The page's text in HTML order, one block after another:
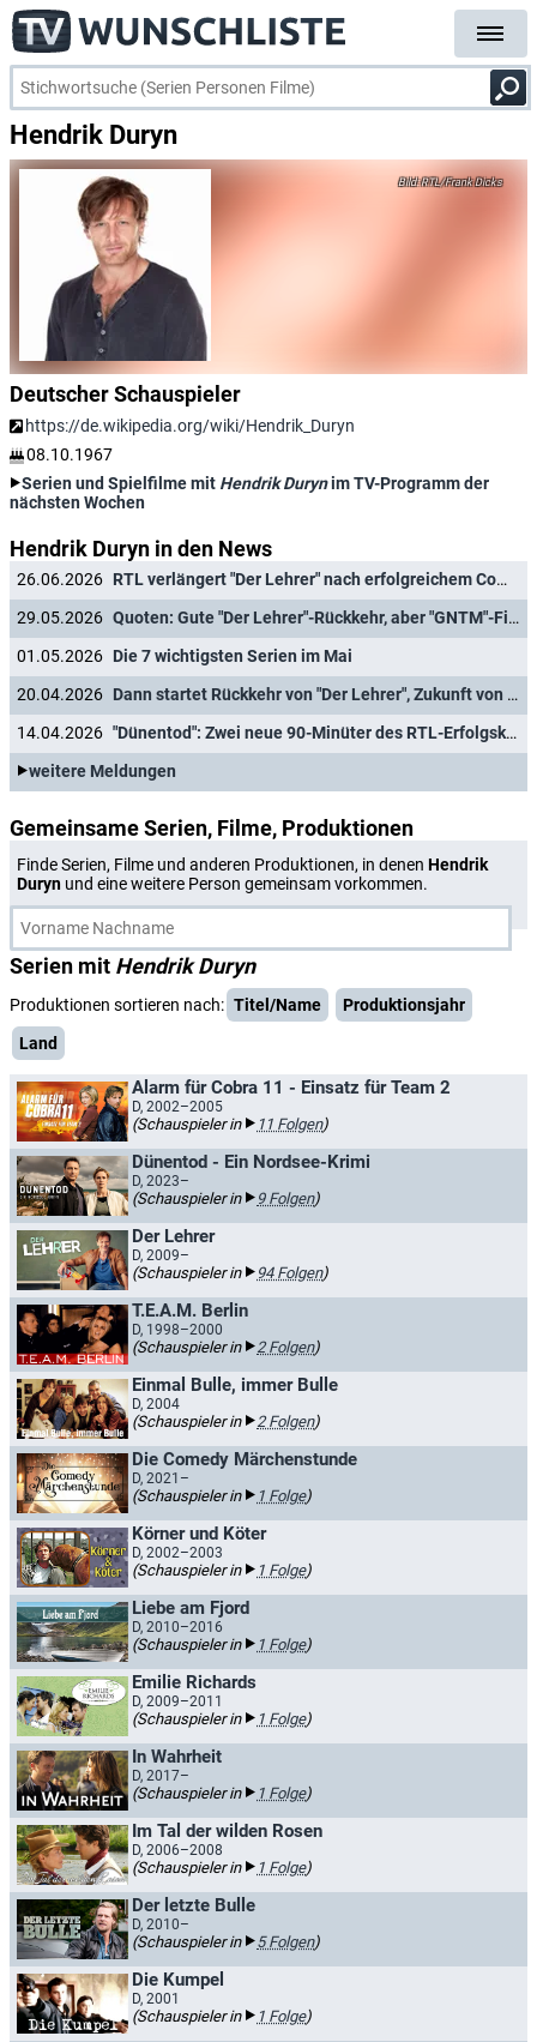
Hendrik Duryn
RTL/Frank Dicks
Deutscher Schauspieler
https://de.wikipedia.org/wiki/Hendrik_Duryn
08.10.1967
Serien und Spielfilme mit Hendrik Durynim TV-Programm der
nächsten Wochen
Hendrik Duryn in den News
26.06.2026
RTL verlängert "Der Lehrer" nach erfolgreichem Comeback
29.05.2026
Quoten: Gute "Der Lehrer"-Rückkehr, aber "GNTM"-Finale überragt in der Zielgruppe
01.05.2026 Die 7 wichtigsten Serien im Mai
20.04.2026
Dann startet Rückkehr von "Der Lehrer", Zukunft von "Neue Geschichten vom Pumuckl" entschieden
14.04.2026
"Dünentod": Zwei neue 90-Minüter des RTL-Erfolgskrimis mit Hendrik Duryn
weitere Meldungen
Gemeinsame Serien, Filme, Produktionen
Finde Serien, Filme und anderen Produktionen, in denen Hendrik
Duryn und eine weitere Person gemeinsam vorkommen.
Serien mit Hendrik Duryn
Produktionen sortieren nach: Titel/Name
Produktionsjahr
Land
Alarm für Cobra 11 - Einsatz für Team 2
D, 2002–2005
(Schauspieler in 11 Folgen)
Dünentod - Ein Nordsee-Krimi
D, 2023–
(Schauspieler in 9 Folgen)
Der Lehrer
D, 2009–
(Schauspieler in 94 Folgen)
T.E.A.M. Berlin
D, 1998–2000
(Schauspieler in 2 Folgen)
Einmal Bulle, immer Bulle
D, 2004
(Schauspieler in 2 Folgen)
Die Comedy Märchenstunde
D, 2021–
(Schauspieler in 1 Folge)
Körner und Köter
D, 2002–2003
(Schauspieler in 1 Folge)
Liebe am Fjord
D, 2010–2016
(Schauspieler in 1 Folge)
Emilie Richards
D, 2009–2011
(Schauspieler in 1 Folge)
In Wahrheit
D, 2017–
(Schauspieler in 1 Folge)
Im Tal der wilden Rosen
D, 2006–2008
(Schauspieler in 1 Folge)
Der letzte Bulle
D, 2010–
(Schauspieler in 5 Folgen)
Die Kumpel
D, 2001
(Schauspieler in 1 Folge)